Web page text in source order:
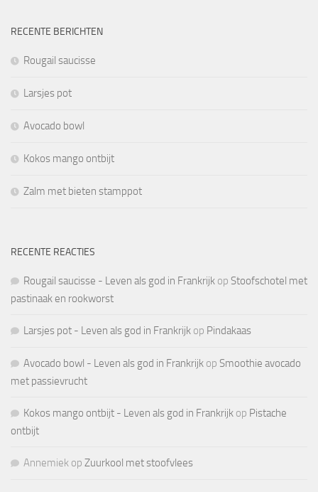
RECENTE BERICHTEN
Rougail saucisse
Larsjes pot
Avocado bowl
Kokos mango ontbijt
Zalm met bieten stamppot
RECENTE REACTIES
Rougail saucisse - Leven als god in Frankrijk op Stoofschotel met
pastinaak en rookworst
Larsjes pot - Leven als god in Frankrijk op Pindakaas
Avocado bowl - Leven als god in Frankrijk op Smoothie avocado
met passievrucht
Kokos mango ontbijt - Leven als god in Frankrijk op Pistache
ontbijt
Annemiek op Zuurkool met stoofvlees